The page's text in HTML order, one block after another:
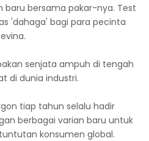
bersama pakar-nya. Test
'dahaga' bagi para pecinta
senjata ampuh di tengah
di dunia industri.
tiap tahun selalu hadir
berbagai varian baru untuk
konsumen global.